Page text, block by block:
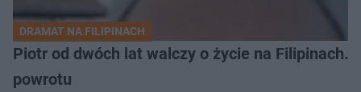
DRAMAT NA FILIPINACH
Piotr od dwóch lat walczy o życie na Filipinach.
powrotu